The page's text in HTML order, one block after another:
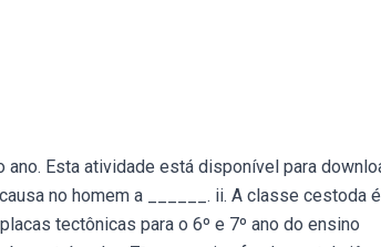
Esta atividade está disponível para
no homem a ______. ii. A classe cestoda
tectônicas para o 6º e 7º ano do ensino